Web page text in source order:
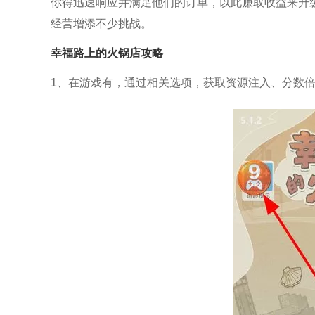
你得迅速响应并满足他们的订单，以此赚取收益来
经营增添不少挑战。
幸福路上的火锅店攻略
1、在游戏有，通过相关选项，获取资源注入、分数